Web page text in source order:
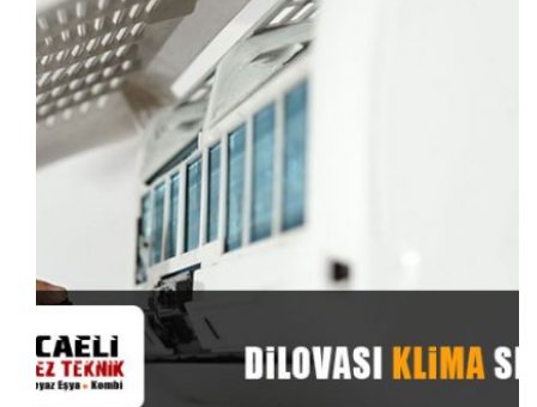
Hacklink panel
Hacklink panel
Hacklink panel
Hacklink Panel
Hacklink panel